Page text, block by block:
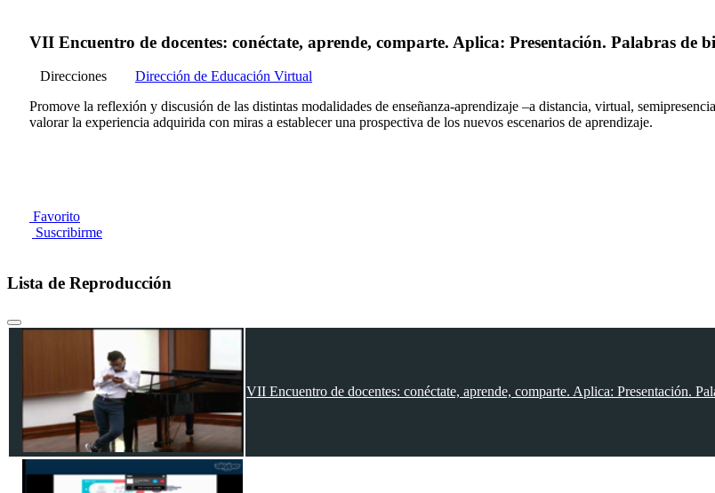
VII Encuentro de docentes: conéctate, aprende, comparte. Aplica: Presentación. Palabras de
Direcciones
Dirección de Educación Virtual
Promove la reflexión y discusión de las distintas modalidades de enseñanza-aprendizaje –a distancia, virtual,
valorar la experiencia adquirida con miras a establecer una prospectiva de los nuevos escenarios de aprendizaje.
Favorito
Suscribirme
Lista de Reproducción
VII Encuentro de docentes: conéctate, aprende, comparte. Aplica: Presentación.